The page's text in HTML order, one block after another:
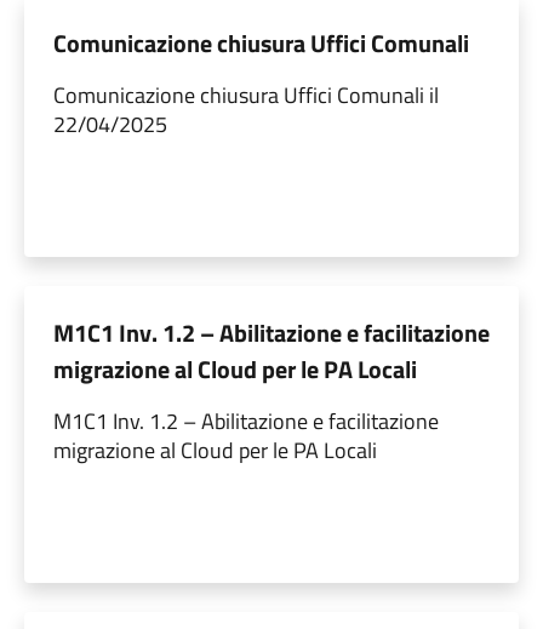
Comunicazione chiusura Uffici Comunali
Comunicazione chiusura Uffici Comunali il
22/04/2025
M1C1 Inv. 1.2 – Abilitazione e facilitazione
migrazione al Cloud per le PA Locali
M1C1 Inv. 1.2 – Abilitazione e facilitazione
migrazione al Cloud per le PA Locali